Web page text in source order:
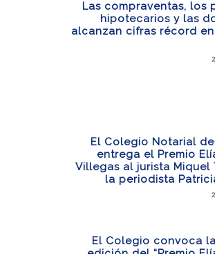
Las compraventas, los
hipotecarios y las
alcanzan cifras récord
El Colegio Notarial
entrega el Premio
Villegas al jurista Miquel
la periodista
El Colegio convoca